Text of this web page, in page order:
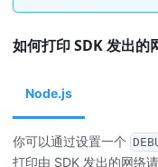
如何打印 SDK 发出的
Node.js
你可以通过设置一个
打印由 SDK 发出的网络